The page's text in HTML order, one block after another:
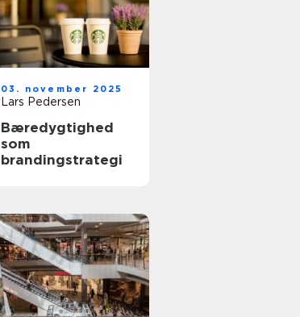
03. november 2025
Lars Pedersen
Bæredygtighed
som
brandingstrategi